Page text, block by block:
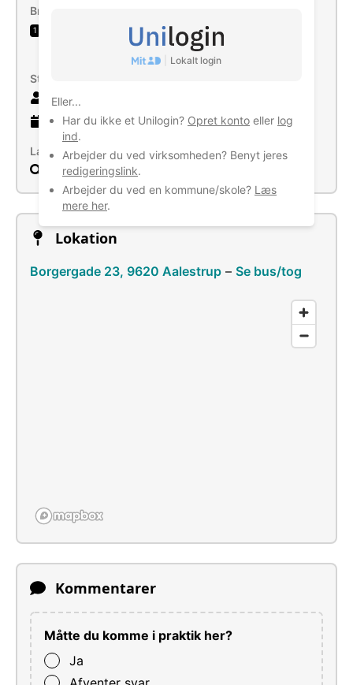
Lokalt login
Eller...
Har du ikke et Unilogin? Opret konto eller log
ind.
Arbejder du ved virksomheden? Benyt jeres
redigeringslink.
Arbejder du ved en kommune/skole? Læs
mere her.
Brancher
1
Drift af døgninstitutioner for personer med
psykiske handicap
Størrelse
7 ansatte
21 år gammel virksomhed
Læs mere
Søg
Lokation
Borgergade 23, 9620 Aalestrup – Se bus/tog
Kommentarer
Måtte du komme i praktik her?
Ja